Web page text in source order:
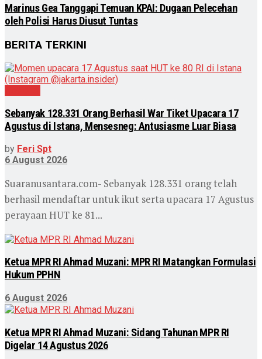
Marinus Gea Tanggapi Temuan KPAI: Dugaan Pelecehan
oleh Polisi Harus Diusut Tuntas
BERITA TERKINI
Sebanyak 128.331 Orang Berhasil War Tiket Upacara 17
Agustus di Istana, Mensesneg: Antusiasme Luar Biasa
by Feri Spt
6 August 2026
Suaranusantara.com- Sebanyak 128.331 orang telah
berhasil mendaftar untuk ikut serta upacara 17 Agustus
perayaan HUT ke 81...
Ketua MPR RI Ahmad Muzani: MPR RI Matangkan Formulasi
Hukum PPHN
6 August 2026
Ketua MPR RI Ahmad Muzani: Sidang Tahunan MPR RI
Digelar 14 Agustus 2026